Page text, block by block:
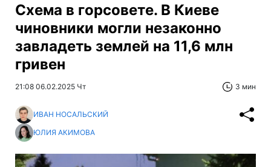
Схема в горсовете. В Киеве
чиновники могли незаконно
завладеть землей на 11,6 млн
гривен
21:08 06.02.2025 Чт 3 мин
ИВАН НОСАЛЬСКИЙ
ЮЛИЯ АКИМОВА